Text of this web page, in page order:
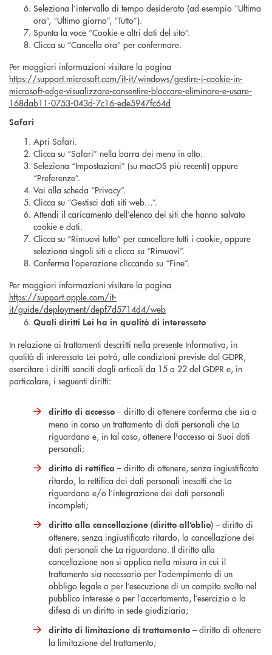
Seleziona l’intervallo di tempo desiderato (ad esempio “Ultima
ora”, “Ultimo giorno”, “Tutto”).
Spunta la voce “Cookie e altri dati del sito”.
Clicca su “Cancella ora” per confermare.
Per maggiori informazioni visitare la pagina
https://support.microsoft.com/it-it/windows/gestire-i-cookie-in-
microsoft-edge-visualizzare-consentire-bloccare-eliminare-e-usare-
168dab11-0753-043d-7c16-ede5947fc64d
Safari
Apri Safari.
Clicca su “Safari” nella barra dei menu in alto.
Seleziona “Impostazioni” (su macOS più recenti) oppure
“Preferenze”.
Vai alla scheda “Privacy”.
Clicca su “Gestisci dati siti web…”.
Attendi il caricamento dell’elenco dei siti che hanno salvato
cookie e dati.
Clicca su “Rimuovi tutto” per cancellare tutti i cookie, oppure
seleziona singoli siti e clicca su “Rimuovi”.
Conferma l’operazione cliccando su “Fine”.
Per maggiori informazioni visitare la pagina
https://support.apple.com/it-
it/guide/deployment/depf7d5714d4/web
Quali diritti Lei ha in qualità di interessato
In relazione ai trattamenti descritti nella presente Informativa, in
qualità di interessato Lei potrà, alle condizioni previste dal GDPR,
esercitare i diritti sanciti dagli articoli da 15 a 22 del GDPR e, in
particolare, i seguenti diritti:
diritto di accesso – diritto di ottenere conferma che sia o
meno in corso un trattamento di dati personali che La
riguardano e, in tal caso, ottenere l'accesso ai Suoi dati
personali;
diritto di rettifica – diritto di ottenere, senza ingiustificato
ritardo, la rettifica dei dati personali inesatti che La
riguardano e/o l’integrazione dei dati personali
incompleti;
diritto alla cancellazione (diritto all’oblio) – diritto di
ottenere, senza ingiustificato ritardo, la cancellazione dei
dati personali che La riguardano. Il diritto alla
cancellazione non si applica nella misura in cui il
trattamento sia necessario per l’adempimento di un
obbligo legale o per l’esecuzione di un compito svolto nel
pubblico interesse o per l’accertamento, l’esercizio o la
difesa di un diritto in sede giudiziaria;
diritto di limitazione di trattamento – diritto di ottenere
la limitazione del trattamento;